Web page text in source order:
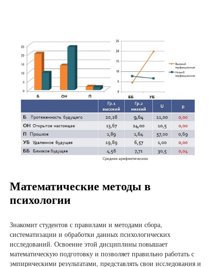
Математические методы в
психологии
Знакомит студентов с правилами и методами сбора,
систематизации и обработки данных психологических
исследований. Освоение этой дисциплины повышает
математическую подготовку и позволяет правильно работать с
эмпирическими результатами, представлять свои исследования и